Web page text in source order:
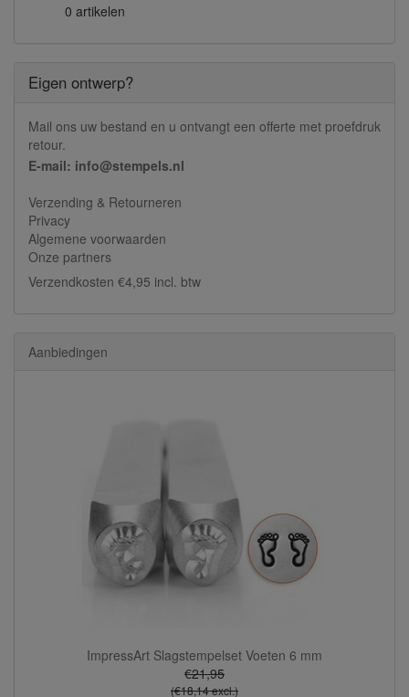
0 artikelen
Eigen ontwerp?
Mail ons uw bestand en u ontvangt een offerte met proefdruk
retour.
E-mail: info@stempels.nl
Verzending & Retourneren
Privacy
Algemene voorwaarden
Onze partners
Verzendkosten €4,95 incl. btw
Aanbiedingen
ImpressArt Slagstempelset Voeten 6 mm
€21,95
(€18,14 excl.)